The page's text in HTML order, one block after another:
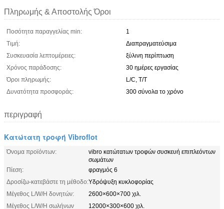
Πληρωμής & Αποστολής Όροι
Ποσότητα παραγγελίας min:
1
Τιμή:
Διαπραγματεύσιμα
Συσκευασία λεπτομέρειες:
ξύλινη περίπτωση
Χρόνος παράδοσης:
30 ημέρες εργασίας
Όροι πληρωμής:
L/C, T/T
Δυνατότητα προσφοράς:
300 σύνολα το χρόνο
περιγραφή
Κατώτατη τροφή Vibroflot
Όνομα προϊόντων:
vibro κατώτατων τροφών συσκευή επιπλεόντων
σωμάτων
Πίεση:
φραγμός 6
Δροσίζω-κατεβάστε τη μέθοδο:Υδρόψυξη κυκλοφορίας
Μέγεθος L/W/H δονητών:
2600×600×700 χιλ.
Μέγεθος L/W/H σωλήνων
12000×300×600 χιλ.